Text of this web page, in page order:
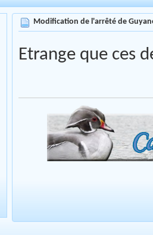
Modification de l'arrêté de
Etrange que ces